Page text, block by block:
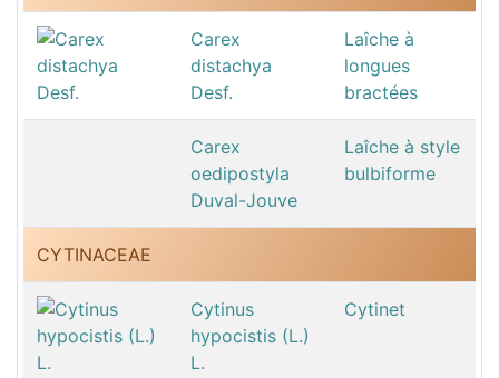
Carex
distachya
Desf.
Laîche à
longues
bractées
Carex
oedipostyla
Duval-Jouve
Laîche à style
bulbiforme
CYTINACEAE
Cytinus
hypocistis (L.)
L.
Cytinet